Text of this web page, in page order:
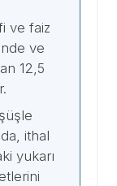
ve faiz
ve
12,5
ithal
yukarı